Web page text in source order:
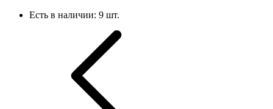
Есть в наличии: 9 шт.